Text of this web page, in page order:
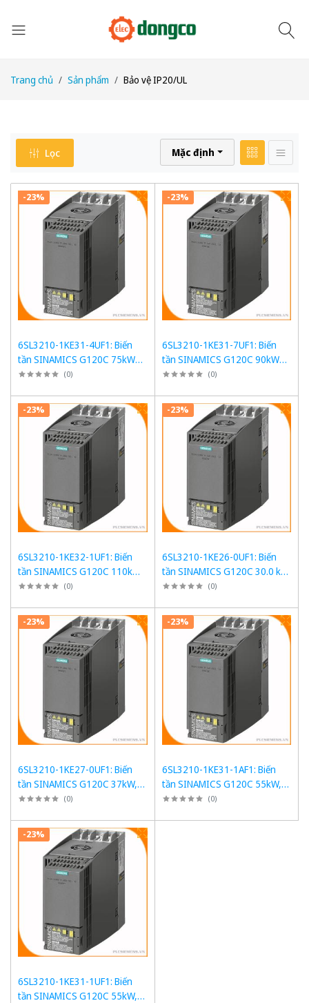
Trang chủ Sản phẩm Bảo vệ IP20/UL
Lọc Mặc định
-23%
6SL3210-1KE31-4UF1: Biến
tần SINAMICS G120C 75kW
với 150% quá tải, PROFINET
(0)
-23%
6SL3210-1KE31-7UF1: Biến
tần SINAMICS G120C 90kW
với Tải Quá Tải 150%
(0)
-23%
6SL3210-1KE32-1UF1: Biến
tần SINAMICS G120C 110kW
với Tải Quá Tải 150%
(0)
-23%
6SL3210-1KE26-0UF1: Biến
tần SINAMICS G120C 30.0 kW
với Tải Quá Tải 150%
(0)
-23%
6SL3210-1KE27-0UF1: Biến
tần SINAMICS G120C 37kW,
150% Overload, PROFINET
(0)
-23%
6SL3210-1KE31-1AF1: Biến
tần SINAMICS G120C 55kW,
150% Overload, PROFINET
(0)
-23%
6SL3210-1KE31-1UF1: Biến
tần SINAMICS G120C 55kW,